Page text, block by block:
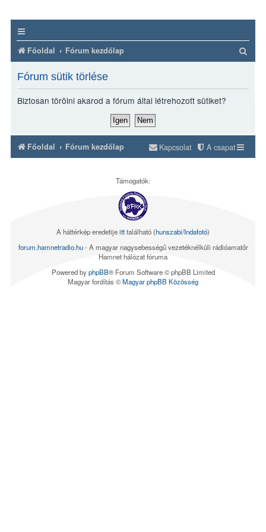
Főoldal Fórum kezdőlap
Fórum sütik törlése
Biztosan törölni akarod a fórum által létrehozott sütiket?
Főoldal Fórum kezdőlap A csapat
Kapcsolat
Támogatók:
A háttérkép eredetijeitttalálható (hunszabi/Indafotó)
forum.hamnetradio.hu- A magyar nagysebességű vezetéknélküli rádióamatőr
Hamnet hálózat fóruma
Powered byphpBB® Forum Software © phpBB Limited
Magyar fordítás ©Magyar phpBB Közösség